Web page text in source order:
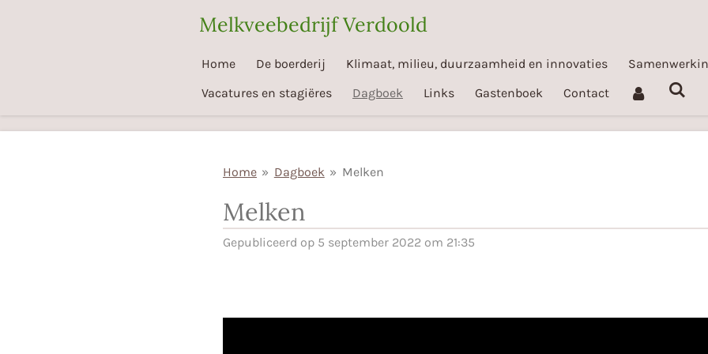
Melkveebedrijf Verdoold
Home De boerderij Klimaat, milieu, duurzaamheid en innovaties
Vacatures en stagiëres
Dagboek Links Gastenboek Contact
Home » Dagboek » Melken
Melken
Gepubliceerd op 5 september 2022 om 21:35